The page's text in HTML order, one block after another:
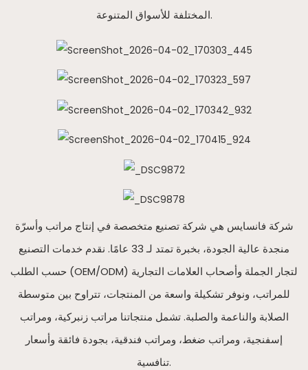
المختلفة للأسواق المتنوعة.
شركة فانسايس هي شركة تصنيع متخصصة في إنتاج مراتب وأسرّة
منجدة عالية الجودة، بخبرة تمتد لـ 33 عامًا. نقدم خدمات التصنيع
حسب الطلب (OEM/ODM) لتجار الجملة وأصحاب العلامات التجارية
للمراتب، ونوفر تشكيلة واسعة من المنتجات، تتراوح بين متوسطة
الصلابة والناعمة والصلبة. تشمل منتجاتنا مراتب زنبركية، ومراتب
إسفنجية، ومراتب ضغط، ومراتب فندقية، بجودة فائقة وأسعار
تنافسية.